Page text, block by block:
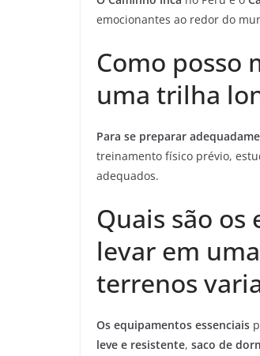
emocionantes ao redor do
Como posso
uma trilha
Para se preparar
treinamento físico prévio,
adequados.
Quais são
levar em
terrenos
Os equipamentos essenciais
leve e resistente, saco de